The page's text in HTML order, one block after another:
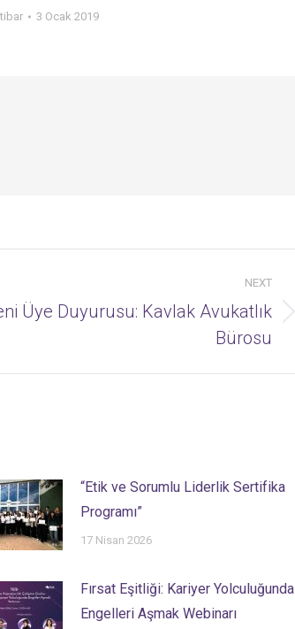
3 Ocak 2019
NEXT
Üye Duyurusu: Kavlak Avukatlık
Bürosu
“Etik ve Sorumlu Liderlik Sertifika
Programı”
17 Nisan 2026
Fırsat Eşitliği: Kariyer Yolculuğunda
Engelleri Aşmak Webinarı